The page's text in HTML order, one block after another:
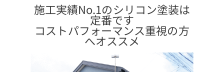
施工実績No.1のシリコン塗装は
定番です
コストパフォーマンス重視の方
へオススメ